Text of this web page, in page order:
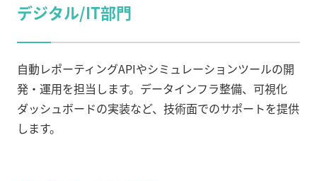
デジタル/IT部門
自動レポーティングAPIやシミュレーションツールの開
発・運用を担当します。データインフラ整備、可視化
ダッシュボードの実装など、技術面でのサポートを提供
します。